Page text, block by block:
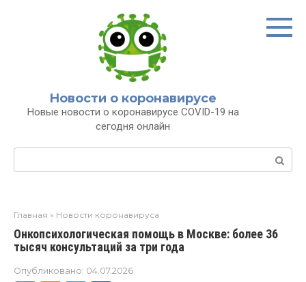
Новости о коронавирусе
Новые новости о коронавирусе COVID-19 на
сегодня онлайн
Главная » Новости коронавируса
Онкопсихологическая помощь в Москве: более 36
тысяч консультаций за три года
Опубликовано: 04.07.2026